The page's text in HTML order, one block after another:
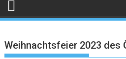
Weihnachtsfeier 2023 des